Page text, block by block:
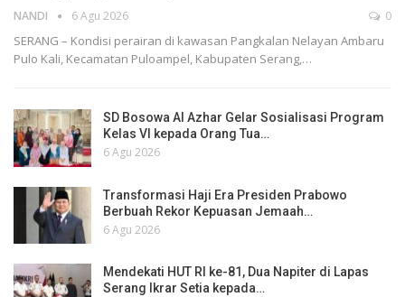
NANDI 6 Agu 2026 0
SERANG – Kondisi perairan di kawasan Pangkalan Nelayan Ambaru
Pulo Kali, Kecamatan Puloampel, Kabupaten Serang,…
SD Bosowa Al Azhar Gelar Sosialisasi Program
Kelas VI kepada Orang Tua…
6 Agu 2026
Transformasi Haji Era Presiden Prabowo
Berbuah Rekor Kepuasan Jemaah…
6 Agu 2026
Mendekati HUT RI ke-81, Dua Napiter di Lapas
Serang Ikrar Setia kepada…